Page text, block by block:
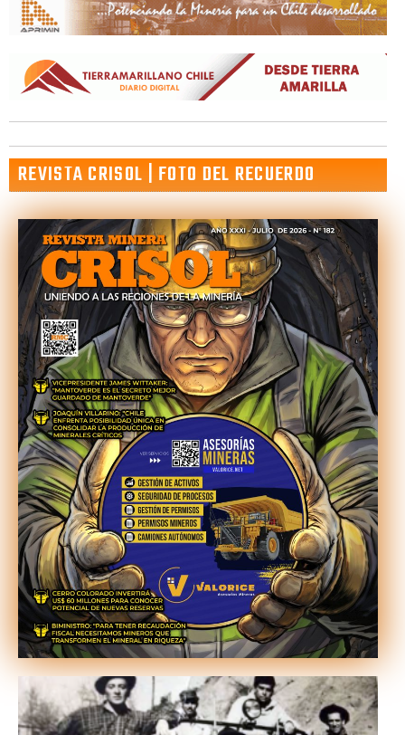
REVISTA CRISOL | FOTO DEL RECUERDO